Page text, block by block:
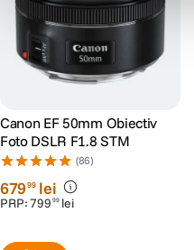
Canon EF 50mm Obiectiv
Foto DSLR F1.8 STM
(86)
67999 lei
PRP:799 99 lei